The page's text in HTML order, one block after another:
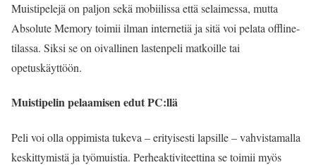
Muistipelejä on paljon sekä mobiilissa että selaimessa, mutta
Absolute Memory toimii ilman internetiä ja sitä voi pelata offline-
tilassa. Siksi se on oivallinen lastenpeli matkoille tai
opetuskäyttöön.
Muistipelin pelaamisen edut PC:llä
Peli voi olla oppimista tukeva – erityisesti lapsille – vahvistamalla
keskittymistä ja työmuistia. Perheaktiviteettina se toimii myös